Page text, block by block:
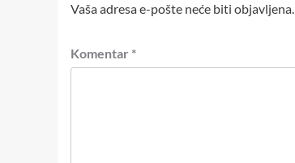
Vaša adresa e-pošte neće biti objavljena.
Komentar *